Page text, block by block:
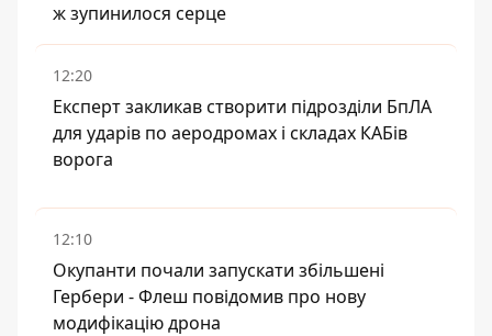
ж зупинилося серце
12:20
Експерт закликав створити підрозділи БпЛА
для ударів по аеродромах і складах КАБів
ворога
12:10
Окупанти почали запускати збільшені
Гербери - Флеш повідомив про нову
модифікацію дрона